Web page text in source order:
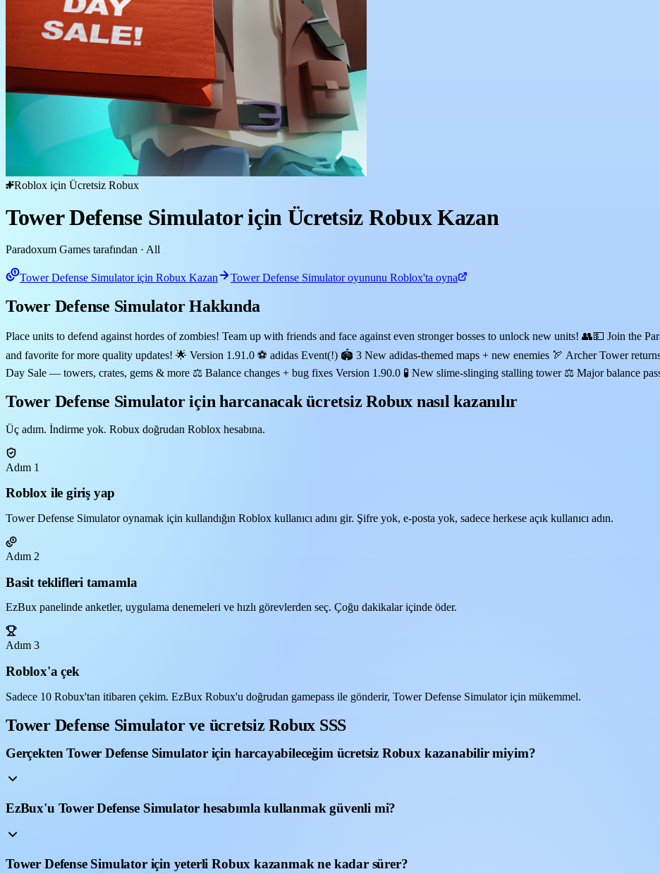
Roblox için Ücretsiz Robux
Tower Defense Simulator için Ücretsiz Robux Kazan
Paradoxum Games tarafından · All
Tower Defense Simulator için Robux Kazan Tower Defense Simulator oyununu Roblox'ta oyna
Tower Defense Simulator Hakkında
Place units to defend against hordes of zombies! Team up with friends and face against even stronger bosses to unlock new units! 👥💵 Join the
and favorite for more quality updates! 🌟 Version 1.91.0 ⚽ adidas Event(!) 🏟️ 3 New adidas-themed maps + new enemies 🏹 Archer Tower
Day Sale — towers, crates, gems & more ⚖️ Balance changes + bug fixes Version 1.90.0 🧪 New slime-slinging stalling tower ⚖️ Major balance
Tower Defense Simulator için harcanacak ücretsiz Robux nasıl kazanılır
Üç adım. İndirme yok. Robux doğrudan Roblox hesabına.
Adım 1
Roblox ile giriş yap
Tower Defense Simulator oynamak için kullandığın Roblox kullanıcı adını gir. Şifre yok, e-posta yok, sadece herkese açık kullanıcı adın.
Adım 2
Basit teklifleri tamamla
EzBux panelinde anketler, uygulama denemeleri ve hızlı görevlerden seç. Çoğu dakikalar içinde öder.
Adım 3
Roblox'a çek
Sadece 10 Robux'tan itibaren çekim. EzBux Robux'u doğrudan gamepass ile gönderir, Tower Defense Simulator için mükemmel.
Tower Defense Simulator ve ücretsiz Robux SSS
Gerçekten Tower Defense Simulator için harcayabileceğim ücretsiz Robux kazanabilir miyim?
EzBux'u Tower Defense Simulator hesabımla kullanmak güvenli mi?
Tower Defense Simulator için yeterli Robux kazanmak ne kadar sürer?